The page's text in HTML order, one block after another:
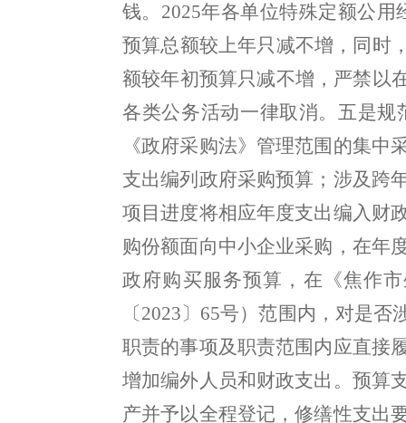
钱。 2025年各单位特殊定额公用
预算总额较上年只减不增，同时
额较年初预算只减不增 ， 严禁以
各类公务活动一律取消。 五是规
《政府采购法》管理范围的集
支出编列政府采购预算 ； 涉及跨
项目进度将相应年度支出编入财
购份额面向中小企业采购 ， 在年
政府购买服务预算 ， 在《焦作
〔2023〕 65号）范围内 ， 对是否
职责的事项及职责范围内应直接
增加编外人员和财政支出。 预算
产并予以全程登记，修缮性支出